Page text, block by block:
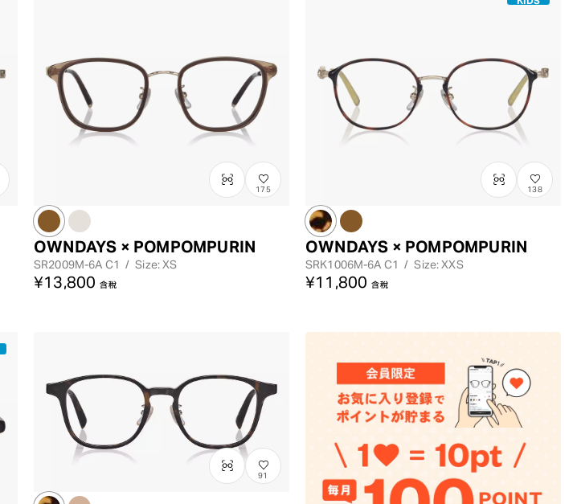
175
OWNDAYS × POMPOMPURIN
SR2009M-6A C1 / Size: XS
¥13,800 含稅
138
OWNDAYS × POMPOMPURIN
SRK1006M-6A C1 / Size: XXS
¥11,800 含稅
91